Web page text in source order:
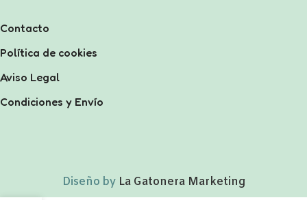
Contacto
Política de cookies
Aviso Legal
Condiciones y Envío
Diseño by La Gatonera Marketing